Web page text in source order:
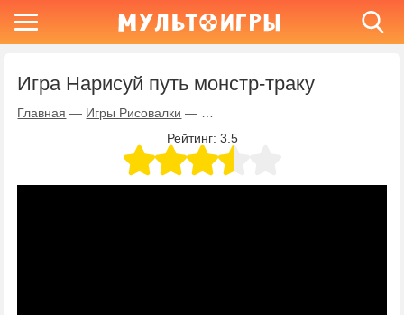
Игра Нарисуй путь монстр-траку
Главная — Игры Рисовалки —
Рейтинг: 3.5